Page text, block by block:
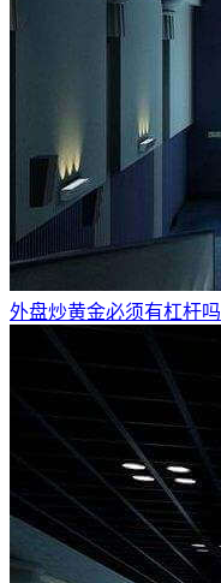
外盘炒黄金必须有杠杆吗